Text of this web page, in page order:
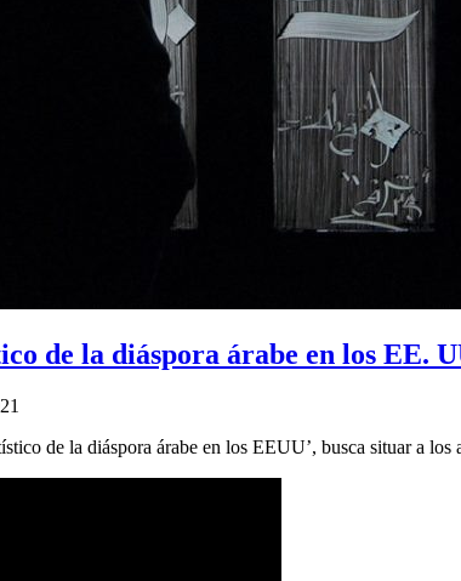
de la diáspora árabe en los EE.
de la diáspora árabe en los EEUU’, busca situar a